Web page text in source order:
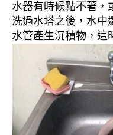
水器有時候點不著，
洗過水塔之後，水中
水管產生沉積物，這